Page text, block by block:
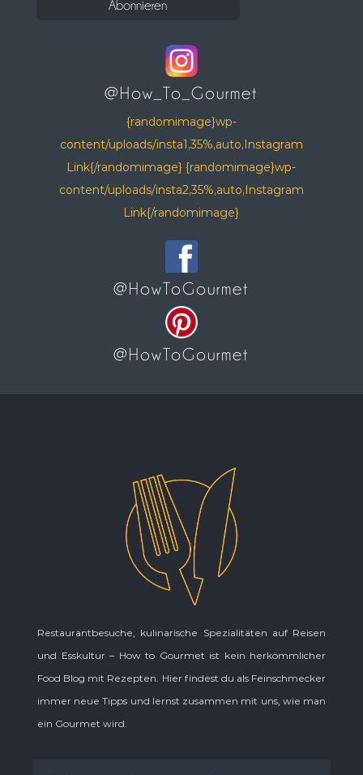
@How_To_Gourmet
{randomimage}wp-
content/uploads/insta1,35%,auto,Instagram
Link{/randomimage} {randomimage}wp-
content/uploads/insta2,35%,auto,Instagram
Link{/randomimage}
@HowToGourmet
@HowToGourmet
Restaurantbesuche, kulinarische Spezialitäten auf Reisen
und Esskultur – How to Gourmet ist kein herkömmlicher
Food Blog mit Rezepten. Hier findest du als Feinschmecker
immer neue Tipps und lernst zusammen mit uns, wie man
ein Gourmet wird.